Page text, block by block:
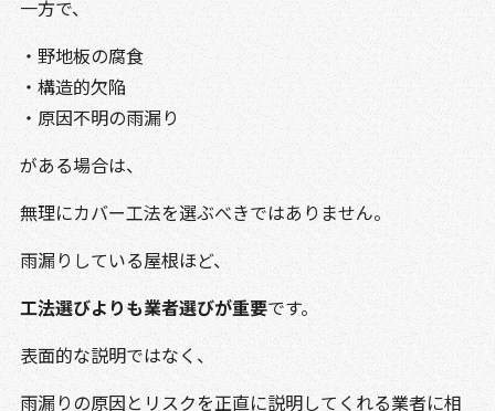
一方で、
・野地板の腐食
・構造的欠陥
・原因不明の雨漏り
がある場合は、
無理にカバー工法を選ぶべきではありません。
雨漏りしている屋根ほど、
工法選びよりも業者選びが重要です。
表面的な説明ではなく、
雨漏りの原因とリスクを正直に説明してくれる業者に相